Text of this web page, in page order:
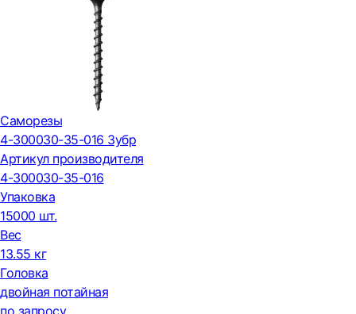
Саморезы
4-300030-35-016 Зубр
Артикул производителя
4-300030-35-016
Упаковка
15000 шт.
Вес
13.55 кг
Головка
двойная потайная